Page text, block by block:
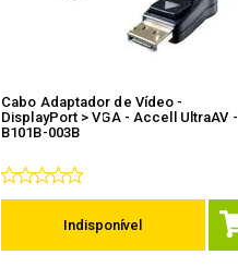
Cabo Adaptador de Vídeo -
DisplayPort > VGA - Accell UltraAV -
B101B-003B
Indisponível